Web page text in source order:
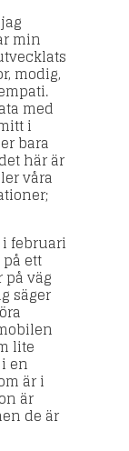
min
modig,
med
i
bara
här är
våra
februari
ett
väg
säger
lite
en
är i
är
de är